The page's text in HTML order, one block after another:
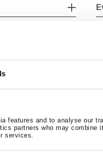
features and to analyse our
partners who may combine
services.